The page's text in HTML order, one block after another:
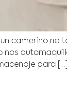
camerino
nos
para […]